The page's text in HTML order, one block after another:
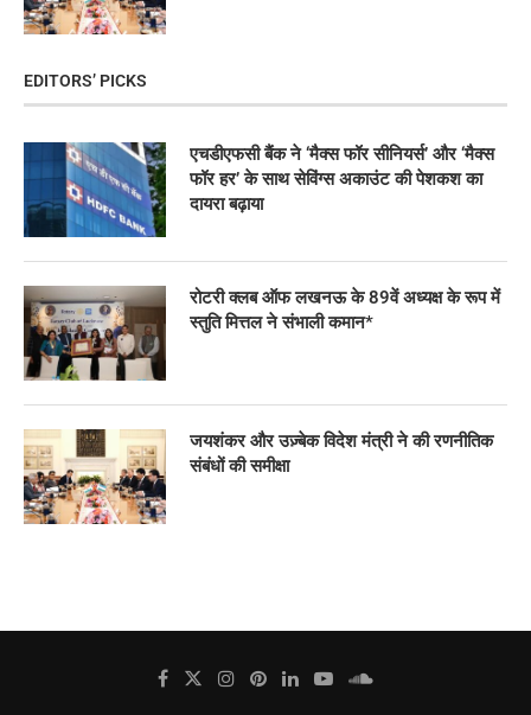
EDITORS’ PICKS
एचडीएफसी बैंक ने ‘मैक्स फॉर सीनियर्स’ और ‘मैक्स
फॉर हर’ के साथ सेविंग्स अकाउंट की पेशकश का
दायरा बढ़ाया
रोटरी क्लब ऑफ लखनऊ के 89वें अध्यक्ष के रूप में
स्तुति मित्तल ने संभाली कमान*
जयशंकर और उज़्बेक विदेश मंत्री ने की रणनीतिक
संबंधों की समीक्षा